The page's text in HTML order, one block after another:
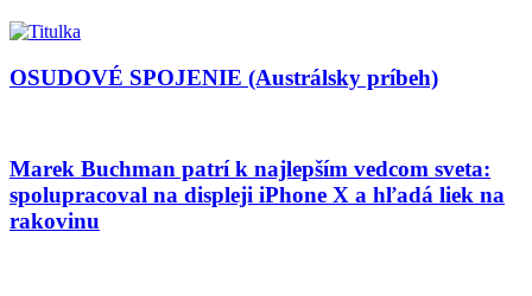
OSUDOVÉ SPOJENIE (Austrálsky príbeh)
Marek Buchman patrí k najlepším vedcom sveta:
spolupracoval na displeji iPhone X a hľadá liek na
rakovinu